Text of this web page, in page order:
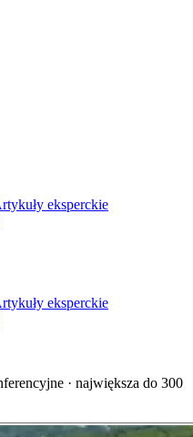
eksperckie
eksperckie
· największa do 300